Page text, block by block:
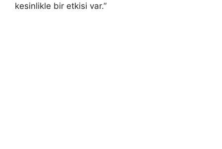
kesinlikle bir etkisi var.”